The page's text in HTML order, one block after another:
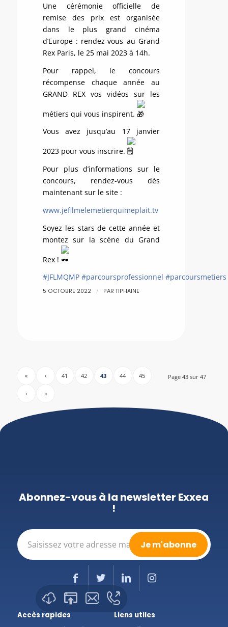
Une cérémonie officielle de
remise des prix est organisée
dans le plus grand cinéma
d’Europe : rendez-vous au Grand
Rex Paris, le 25 mai 2023 à 14h.
Pour rappel, le concours
récompense chaque année au
GRAND REX vos vidéos sur les
métiers qui vous inspirent.
Vous avez jusqu’au 17 janvier
2023 pour vous inscrire.
Pour plus d’informations sur le
concours, rendez-vous dès
maintenant sur le site :
www.jefilmelemetierquimeplait.tv
Soyez les stars de cette année et
montez sur la scène du Grand
Rex !
#JFLMQMP #parcoursprofessionnel #parcoursmetiers
5 OCTOBRE 2022 / PAR TIPHAINE
Page 43 sur 47
« ‹ 41 42 43 44 45
› »
Abonnez-vous à la newsletter Exxea
!
E-
mail
(Nécessaire)
Accès rapides Liens utiles